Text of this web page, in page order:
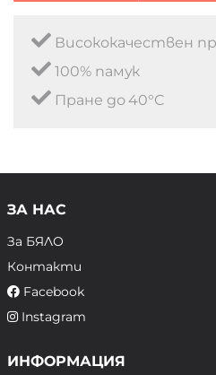
Висококачествен
100% памук
Пране до 40°C
ЗА НАС
За БЯЛО
Контакти
Facebook
Instagram
ИНФОРМАЦИЯ